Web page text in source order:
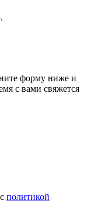
форму ниже и
с вами свяжется
политикой